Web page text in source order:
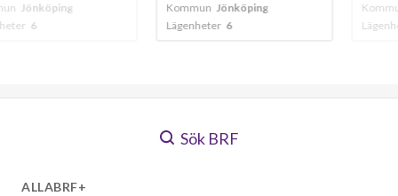
Jönköping
Lägenheter 6
Lägenheter 28
Sök BRF
ALLABRF+